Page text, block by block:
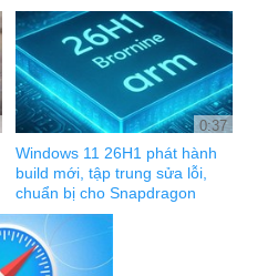
0:37
Windows 11 26H1 phát hành
build mới, tập trung sửa lỗi,
chuẩn bị cho Snapdragon